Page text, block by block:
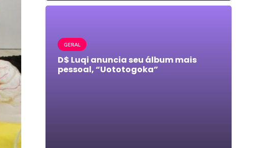
GERAL
D$ Luqi anuncia seu álbum mais
pessoal, “Uototogoka”